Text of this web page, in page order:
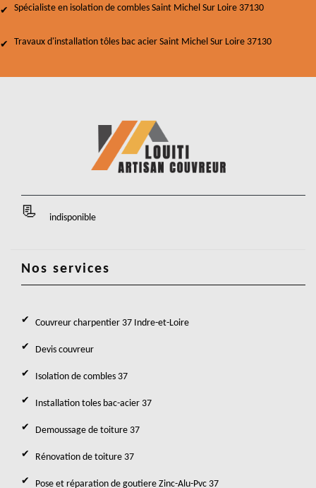
Spécialiste en isolation de combles Saint Michel Sur Loire 37130
Travaux d'installation tôles bac acier Saint Michel Sur Loire 37130
indisponible
Nos services
Couvreur charpentier 37 Indre-et-Loire
Devis couvreur
Isolation de combles 37
Installation toles bac-acier 37
Demoussage de toiture 37
Rénovation de toiture 37
Pose et réparation de goutiere Zinc-Alu-Pvc 37